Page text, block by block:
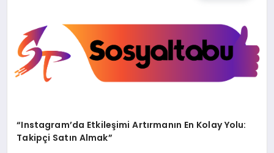
DÜNYA
SAĞLIK
“Instagram’da Etkileşimi Artırmanın En Kolay Yolu:
Takipçi Satın Almak”